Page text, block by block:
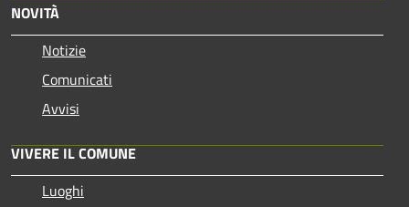
NOVITÀ
Notizie
Comunicati
Avvisi
VIVERE IL COMUNE
Luoghi